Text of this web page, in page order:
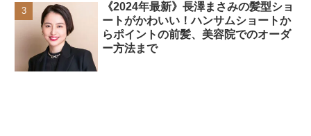
《2024年最新》長澤まさみの髪型ショ
ートがかわいい！ハンサムショートか
らポイントの前髪、美容院でのオーダ
ー方法まで